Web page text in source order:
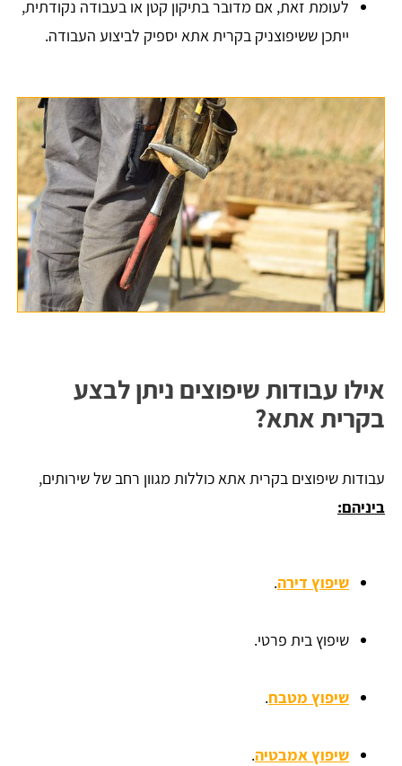
לעומת זאת, אם מדובר בתיקון קטן או בעבודה נקודתית,
ייתכן ששיפוצניק בקרית אתא יספיק לביצוע העבודה.
אילו עבודות שיפוצים ניתן לבצע
בקרית אתא?
עבודות שיפוצים בקרית אתא כוללות מגוון רחב של שירותים,
ביניהם:
שיפוץ דירה.
שיפוץ בית פרטי.
שיפוץ מטבח.
שיפוץ אמבטיה.